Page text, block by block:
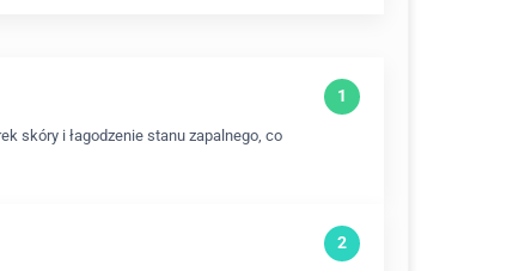
skóry i łagodzenie stanu zapalnego, co